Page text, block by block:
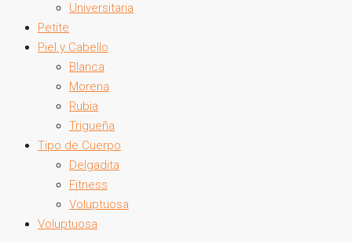
Universitaria
Petite
Piel y Cabello
Blanca
Morena
Rubia
Trigueña
Tipo de Cuerpo
Delgadita
Fitness
Voluptuosa
Voluptuosa